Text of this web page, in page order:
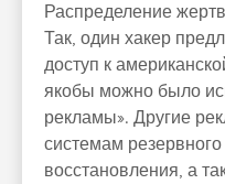
Распределение
Так, один хакер
доступ к
якобы можно было
рекламы». Другие
системам
восстановления, а